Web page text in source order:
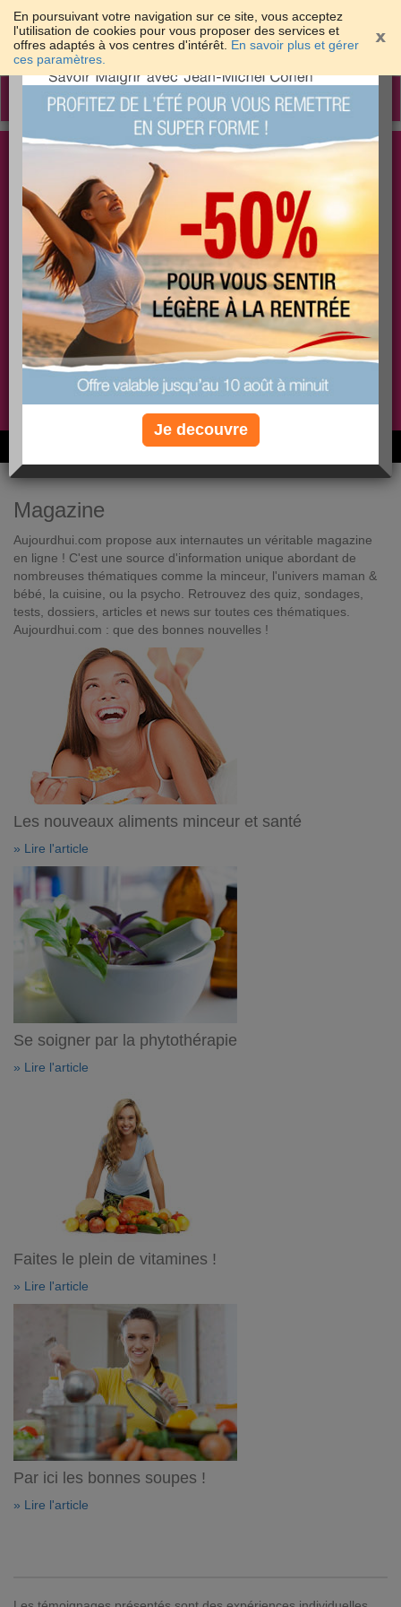
En poursuivant votre navigation sur ce site, vous acceptez
l'utilisation de cookies pour vous proposer des services et
offres adaptés à vos centres d'intérêt. En savoir plus et gérer
ces paramètres.
Toggle
Les meilleures solutions pour maigrir et être bien
dans sa peau
PLUS
EFFICACE
PLUS
SANTÉ
PLUS
COACHING
Non, je préfère le régime gratuit
6M de personnes ont maigri et réappris à manger avec nous
Magazine
Aujourdhui.com propose aux internautes un véritable magazine
en ligne ! C'est une source d'information unique abordant de
nombreuses thématiques comme la minceur, l'univers maman &
bébé, la cuisine, ou la psycho. Retrouvez des quiz, sondages,
tests, dossiers, articles et news sur toutes ces thématiques.
Aujourdhui.com : que des bonnes nouvelles !
Les nouveaux aliments minceur et santé
» Lire l'article
Se soigner par la phytothérapie
» Lire l'article
Faites le plein de vitamines !
» Lire l'article
Par ici les bonnes soupes !
» Lire l'article
×
Je decouvre